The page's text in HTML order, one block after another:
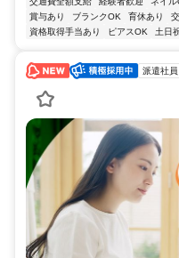
賞与あり
ブランクOK 育休あり
資格取得手当あり
ピアスOK 土日
派遣社員